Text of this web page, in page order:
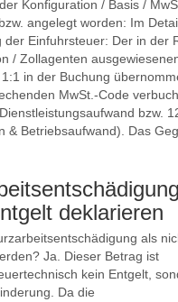
Konfiguration / Basis /
angelegt worden: Im
der Einfuhrsteuer: Der in der
/ Zollagenten
in der Buchung
MwSt.-Code
bzw.
& Betriebsaufwand). Das
deklarieren
als
Ja. Dieser Betrag ist
kein Entgelt,
Da die